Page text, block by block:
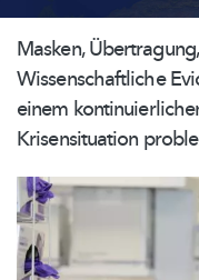
Masken,
Wissenschaftliche
einem
Krisensituation